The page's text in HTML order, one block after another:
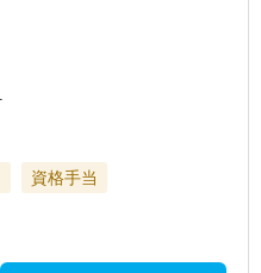
資格手当